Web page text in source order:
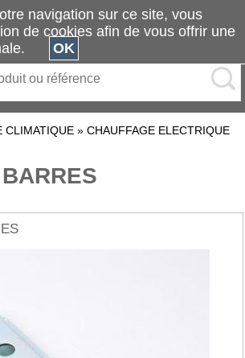
CLIMATIQUE » CHAUFFAGE ELECTRIQUE
navigation sur ce site, vous
de cookies afin de vous offrir une
OK